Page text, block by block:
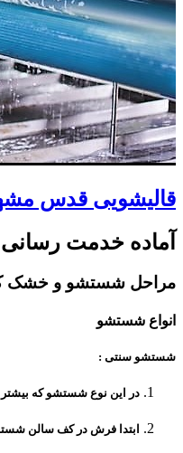
قالیشویی قدس
آماده خدمت
مراحل شستشو و خشک
انواع شستشو
شستشو سنتی :
در این نوع شستشو که
ابتدا فرش در کف سالن